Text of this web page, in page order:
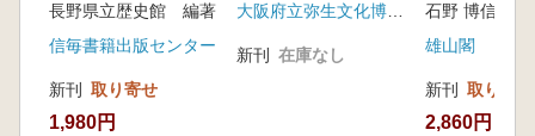
縄文土器の文様 見て、描いて、それから…
1万5千年前からのメッセージ
長野県立歴史館 編著
信毎書籍出版センター
新刊 取り寄せ
1,980円
大阪府立弥生文化博物館
新刊 在庫なし
石野 博信 編
雄山閣
新刊 取り寄せ
2,860円